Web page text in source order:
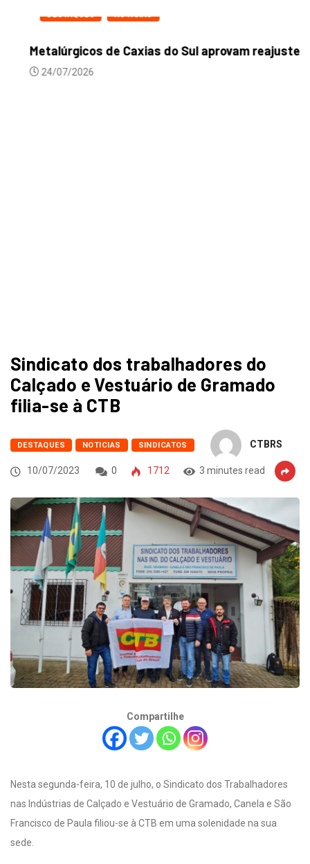
Metalúrgicos de Caxias do Sul aprovam reajuste...
24/07/2026
Sindicato dos trabalhadores do
Calçado e Vestuário de Gramado
filia-se à CTB
DESTAQUES NOTICIAS SINDICATOS CTBRS
10/07/2023 0 1712 3 minutes read
Compartilhe
Nesta segunda-feira, 10 de julho, o Sindicato dos Trabalhadores
nas Indústrias de Calçado e Vestuário de Gramado, Canela e São
Francisco de Paula filiou-se à CTB em uma solenidade na sua
sede.